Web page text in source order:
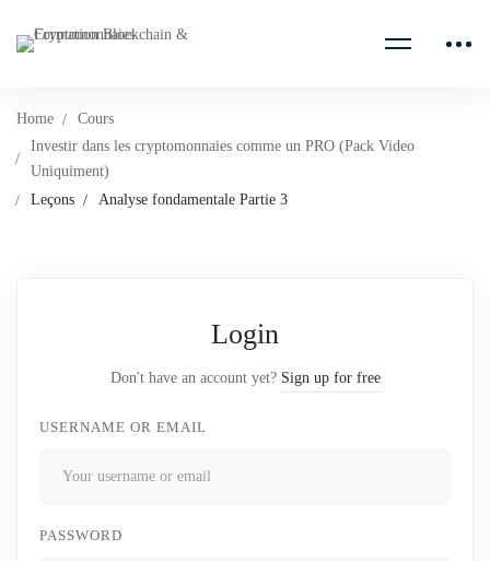
Home
Cours
Investir dans les cryptomonnaies comme un PRO (Pack Video
Uniquiment)
Leçons
Analyse fondamentale Partie 3
Login
Don't have an account yet? Sign up for free
USERNAME OR EMAIL
PASSWORD